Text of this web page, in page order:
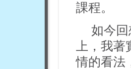
課程。
如今
上，我
情的看法